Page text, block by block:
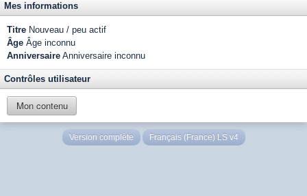
Mes informations
Titre Nouveau / peu actif
Âge Âge inconnu
Anniversaire Anniversaire inconnu
Contrôles utilisateur
Mon contenu
Version complète Français (France) LS v4